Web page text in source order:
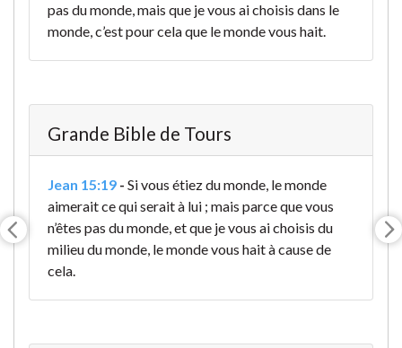
pas du monde, mais que je vous ai choisis dans le
monde, c’est pour cela que le monde vous hait.
Grande Bible de Tours
Jean 15:19 - Si vous étiez du monde, le monde
aimerait ce qui serait à lui ; mais parce que vous
n’êtes pas du monde, et que je vous ai choisis du
milieu du monde, le monde vous hait à cause de
cela.